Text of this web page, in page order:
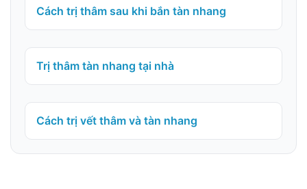
Cách trị thâm sau khi bắn tàn nhang
Trị thâm tàn nhang tại nhà
Cách trị vết thâm và tàn nhang